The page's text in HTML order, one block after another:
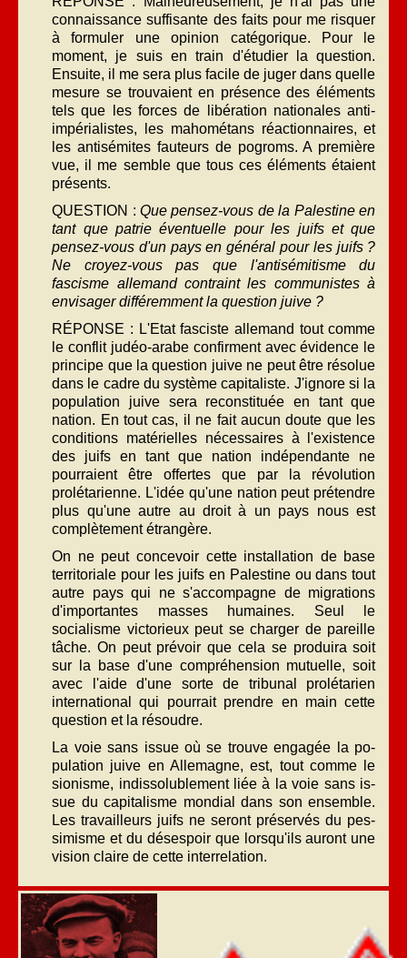
connaissance suffisante des faits pour me risquer
à formuler une opinion catégorique. Pour le
moment, je suis en train d'étudier la question.
Ensuite, il me sera plus facile de juger dans quelle
mesure se trou­vaient en présence des éléments
tels que les forces de libération nationales anti-
impérialistes, les ma­hométans réactionnaires, et
les antisémites fau­teurs de pogroms. A première
vue, il me semble que tous ces éléments étaient
présents.
QUESTION :Que pensez-vous de la Palestine en
tant que patrie éventuelle pour les juifs et que
pensez-vous d'un pays en général pour les juifs ?
Ne croyez-vous pas que l'antisémitisme du
fascisme allemand contraint les communistes à
envisager différem­ment la question juive ?
RÉPONSE : L'Etat fasciste allemand tout comme
le conflit judéo-arabe confirment avec évidence le
principe que la question juive ne peut être résolue
dans le cadre du système capitaliste. J'ignore si la
population juive sera reconstituée en tant que
nation. En tout cas, il ne fait aucun doute que les
condi­tions matérielles nécessaires à l'existence
des juifs en tant que nation indépendante ne
pourraient être offertes que par la révolution
prolétarienne. L'idée qu'une nation peut prétendre
plus qu'une autre au droit à un pays nous est
complètement étrangère.
On ne peut concevoir cette installation de base
territoriale pour les juifs en Palestine ou dans tout
autre pays qui ne s'accompagne de migrations
d'importantes masses humaines. Seul le
socialisme victorieux peut se charger de pareille
tâche. On peut prévoir que cela se produira soit
sur la base d'une compréhension mutuelle, soit
avec l'aide d'une sorte de tribunal prolétarien
international qui pourrait prendre en main cette
question et la résoudre.
La voie sans issue où se trouve engagée la po­
pulation juive en Allemagne, est, tout comme le
sionisme, indissolublement liée à la voie sans is­
sue du capitalisme mondial dans son ensemble.
Les travailleurs juifs ne seront préservés du pes­
simisme et du désespoir que lorsqu'ils auront une
vision claire de cette interrelation.